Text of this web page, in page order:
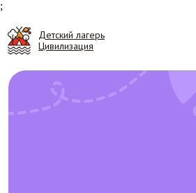
;
Детский лагерь
Цивилизация